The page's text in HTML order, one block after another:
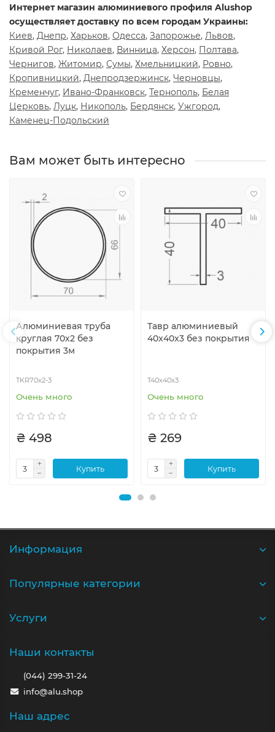
Интернет магазин алюминиевого профиля Alushop
осуществляет доставку по всем городам Украины:
Киев, Днепр, Харьков, Одесса, Запорожье, Львов,
Кривой Рог, Николаев, Винница, Херсон, Полтава,
Чернигов, Житомир, Сумы, Хмельницкий, Ровно,
Кропивницкий, Днепродзержинск, Черновцы,
Кременчуг, Ивано-Франковск, Тернополь, Белая
Церковь, Луцк, Никополь, Бердянск, Ужгород,
Каменец-Подольский
Вам может быть интересно
Алюминиевая труба
круглая 70х2 без
покрытия 3м
TKR70x2-3
Очень много
₴ 498
Купить
Тавр алюминиевый
40x40x3 без покрытия
T40x40x3
Очень много
₴ 269
Купить
Информация
Популярные категории
Услуги
Наши контакты
(044) 299-31-24
info@alu.shop
Наш адрес